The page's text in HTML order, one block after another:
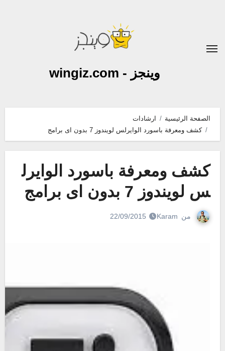
وينجز - wingiz.com
الصفحة الرئيسية
ارشادات
كشف ومعرفة باسورد الوايرلس لويندوز 7 بدون اى برامج
كشف ومعرفة باسورد الوايرل
س لويندوز 7 بدون اى برامج
من Karam
22/09/2015